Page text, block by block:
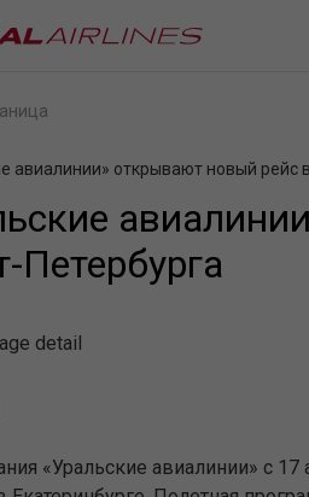
авиалинии» открывают новый рейс
Петербурга
«Уральские авиалинии» с